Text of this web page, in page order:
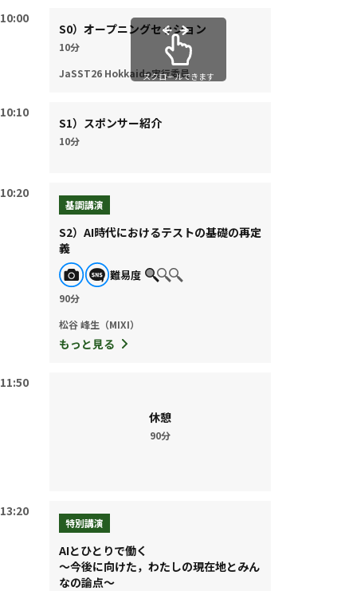
10:00
10:10
10:20
11:50
13:20
特別講演
AIとひとりで働く
〜今後に向けた，わたしの現在地とみん
なの論点〜
休憩
90分
S1）スポンサー紹介
10分
S0）オープニングセッション
10分
JaSST26 Hokkaido実行委員
基調講演
S2）AI時代におけるテストの基礎の再定
義
難易度
90分
松谷 峰生（MIXI）
もっと見る
スクロールできます